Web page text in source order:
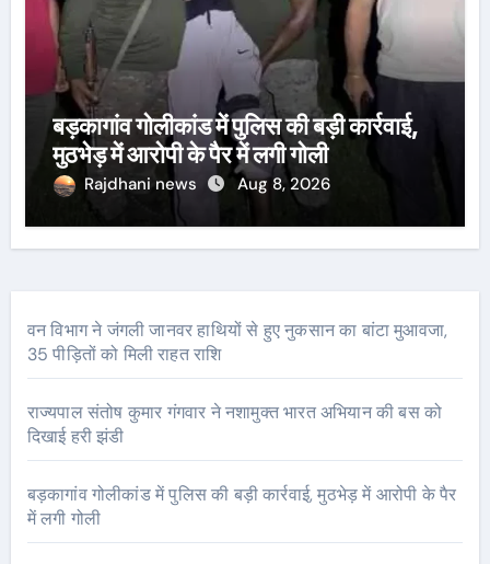
बड़कागांव गोलीकांड में पुलिस की बड़ी कार्रवाई,
मुठभेड़ में आरोपी के पैर में लगी गोली
Rajdhani news Aug 8, 2026
वन विभाग ने जंगली जानवर हाथियों से हुए नुकसान का बांटा मुआवजा,
35 पीड़ितों को मिली राहत राशि
राज्यपाल संतोष कुमार गंगवार ने नशामुक्त भारत अभियान की बस को
दिखाई हरी झंडी
बड़कागांव गोलीकांड में पुलिस की बड़ी कार्रवाई, मुठभेड़ में आरोपी के पैर
में लगी गोली